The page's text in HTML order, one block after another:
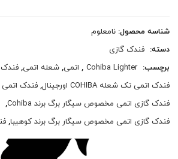
شناسه محصول:نامعلوم
دسته: فندک گازی
برچسب: Cohiba Lighter
, اتمی,شعله اتمی,
فندک اتمی تک شعله COHIBA اورجینال
,فندک
فندک گازی اتمی مخصوص سیگار برگ برند Cohiba
,
فندک گازی اتمی مخصوص سیگار برگ برند کوهیبا,